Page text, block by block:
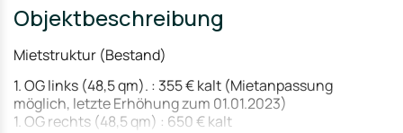
Objektbeschreibung
Mietstruktur (Bestand)
1. OG links (48,5 qm). : 355 € kalt (Mietanpassung
möglich, letzte Erhöhung zum 01.01.2023)
1. OG rechts (48,5 qm) : 650 € kalt